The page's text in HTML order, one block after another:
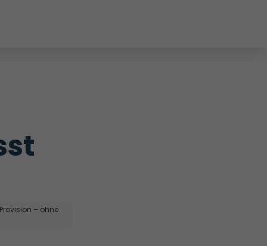
– ohne